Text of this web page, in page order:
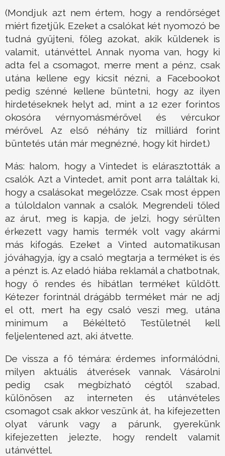
(Mondjuk azt nem értem, hogy a rendőrséget
miért fizetjük. Ezeket a csalókat két nyomozó be
tudná gyűjteni, főleg azokat, akik küldenek is
valamit, utánvéttel. Annak nyoma van, hogy ki
adta fel a csomagot, merre ment a pénz, csak
utána kellene egy kicsit nézni, a Facebookot
pedig szénné kellene büntetni, hogy az ilyen
hirdetéseknek helyt ad, mint a 12 ezer forintos
okosóra vérnyomásmérővel és vércukor
mérővel. Az első néhány tíz milliárd forint
büntetés után már megnézné, hogy kit hirdet.)
Más: halom, hogy a Vintedet is elárasztották a
csalók. Azt a Vintedet, amit pont arra találtak ki,
hogy a csalásokat megelőzze. Csak most éppen
a túloldalon vannak a csalók. Megrendeli tőled
az árut, meg is kapja, de jelzi, hogy sérülten
érkezett vagy hamis termék volt vagy akármi
más kifogás. Ezeket a Vinted automatikusan
jóváhagyja, így a csaló megtarja a terméket is és
a pénzt is. Az eladó hiába reklamál a chatbotnak,
hogy ő rendes és hibátlan terméket küldött.
Kétezer forintnál drágább terméket már ne adj
el ott, mert ha egy csaló veszi meg, utána
minimum a Békéltető Testületnél kell
feljelentened azt, aki átvette.
De vissza a fő témára: érdemes informálódni,
milyen aktuális átverések vannak. Vásárolni
pedig csak megbízható cégtől szabad,
különösen az interneten és utánvételes
csomagot csak akkor veszünk át, ha kifejezetten
olyat várunk vagy a párunk, gyerekünk
kifejezetten jelezte, hogy rendelt valamit
utánvéttel.